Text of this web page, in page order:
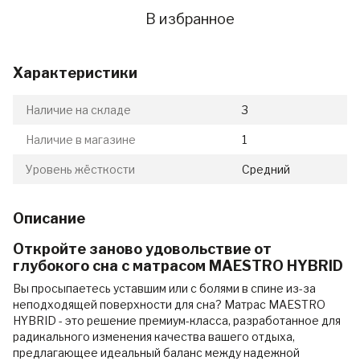
В избранное
Характеристики
Наличие на складе 3
Наличие в магазине 1
Уровень жёсткости Средний
Описание
Откройте заново удовольствие от
глубокого сна с матрасом MAESTRO HYBRID
Вы просыпаетесь уставшим или с болями в спине из-за
неподходящей поверхности для сна? Матрас MAESTRO
HYBRID - это решение премиум-класса, разработанное для
радикального изменения качества вашего отдыха,
предлагающее идеальный баланс между надежной